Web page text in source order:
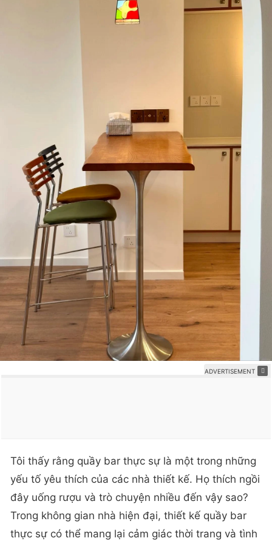
Tôi thấy rằng quầy bar thực sự là một trong những
yếu tố yêu thích của các nhà thiết kế. Họ thích ngồi
đây uống rượu và trò chuyện nhiều đến vậy sao?
Trong không gian nhà hiện đại, thiết kế quầy bar
thực sự có thể mang lại cảm giác thời trang và tình